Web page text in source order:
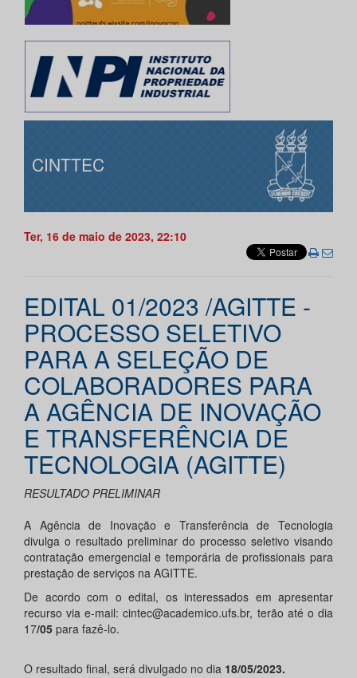
CINTTEC
Ter, 16 de maio de 2023, 22:10
EDITAL 01/2023 /AGITTE -
PROCESSO SELETIVO
PARA A SELEÇÃO DE
COLABORADORES PARA
A AGÊNCIA DE INOVAÇÃO
E TRANSFERÊNCIA DE
TECNOLOGIA (AGITTE)
RESULTADO PRELIMINAR
A Agência de Inovação e Transferência de Tecnologia
divulga o resultado preliminar do processo seletivo visando
contratação emergencial e temporária de profissionais para
prestação de serviços na AGITTE.
De acordo com o edital, os interessados em apresentar
recurso via e-mail: cintec@academico.ufs.br, terão até o dia
17/05 para fazê-lo.
O resultado final, será divulgado no dia 18/05/2023.